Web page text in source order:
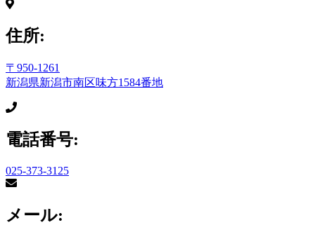
住所:
〒950-1261
新潟県新潟市南区味方1584番地
電話番号:
025-373-3125
メール: